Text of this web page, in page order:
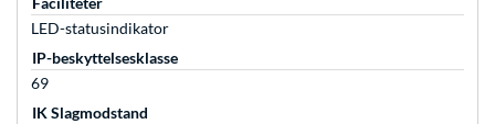
LED-statusindikator
IP-beskyttelsesklasse
69
IK Slagmodstand